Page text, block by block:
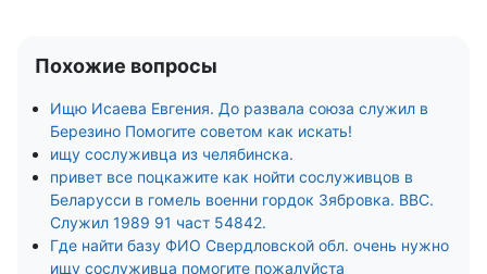
Похожие вопросы
Ищю Исаева Евгения. До развала союза служил в
Березино Помогите советом как искать!
ищу сослуживца из челябинска.
привет все поцкажите как нойти сослуживцов в
Беларусси в гомель военни гордок Зябровка. ВВС.
Служил 1989 91 част 54842.
Где найти базу ФИО Свердловской обл. очень нужно
ищу сослуживца помогите пожалуйста